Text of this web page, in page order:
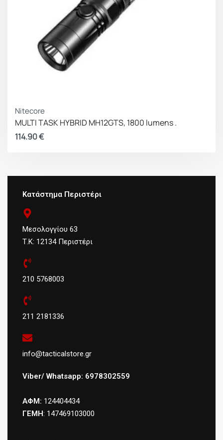
Nitecore
MULTI TASK HYBRID MH12GTS, 1800 lumens .
114.90€
Κατάστημα Περιστέρι
Μεσολογγίου 63
Τ.Κ: 12134 Περιστέρι
210 5768003
211 2181336
info@tacticalstore.gr
Viber/ Whatsapp: 6978302559
ΑΦΜ: 124404434
ΓΕΜΗ: 147469103000